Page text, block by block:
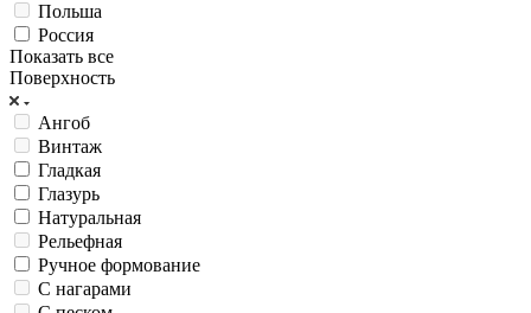
Польша
Россия
Показать все
Поверхность
Ангоб
Винтаж
Гладкая
Глазурь
Натуральная
Рельефная
Ручное формование
С нагарами